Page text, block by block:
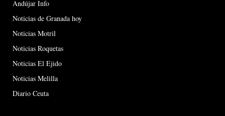
Andújar Info
Noticias de Granada hoy
Noticias Motril
Noticias Roquetas
Noticias El Ejido
Noticias Melilla
Diario Ceuta